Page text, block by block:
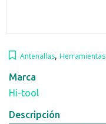
Antenallas, Herramientas
Marca
Hi-tool
Descripción